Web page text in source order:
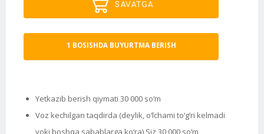
SAVATGA
1 BOSISHDA BUYURTMA BERISH
Yetkazib berish qiymati 30 000 so‘m
Voz kechilgan taqdirda (deylik, o‘lchami to‘g‘ri kelmadi
yoki boshqa sabablarga ko‘ra) Siz 30 000 so‘m